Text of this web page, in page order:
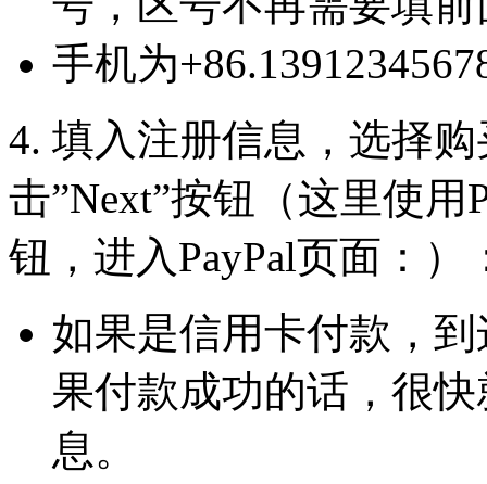
手机为
4. 填入注册信息，选择
击”Next”按钮（这里使用
钮，进入PayPal页面：）
如果是信用卡付款，
果付款成功的话，很
息。